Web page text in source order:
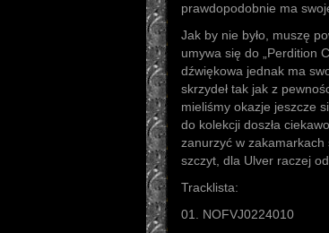
prawdopodobnie ma
Jak by nie było, muszę
umywa się do „Perdition
dźwiękowa jednak ma
skrzydeł tak jak z
mieliśmy okazje jeszcze
do kolekcji doszła
zanurzyć w zakamarkach
szczyt, dla Ulver raczej
Tracklista:
01. NOFVJ0224010